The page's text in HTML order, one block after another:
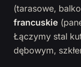
(tarasowe,
francuskie
Łączymy stal
dębowym,